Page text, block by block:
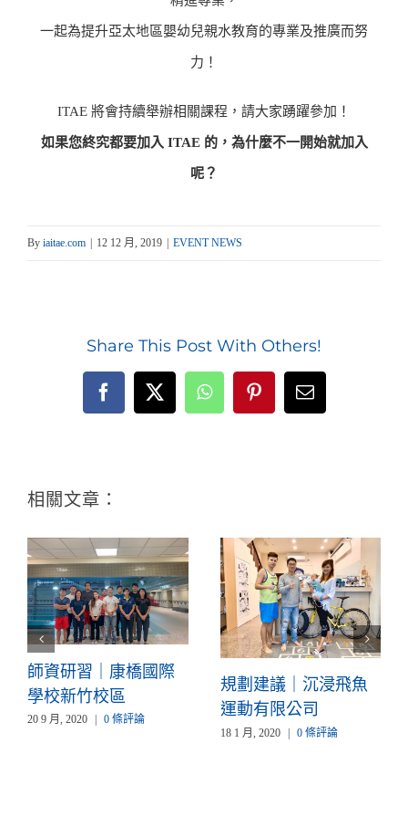
一起為提升亞太地區嬰幼兒親水教育的專業及推廣而努
力！
ITAE 將會持續舉辦相關課程，請大家踴躍參加！
如果您終究都要加入 ITAE 的，為什麼不一開始就加入
呢？
By iaitae.com | 12 12 月, 2019 | EVENT NEWS
Share This Post With Others!
Facebook
X WhatsAppPinterestEmail:
相關文章：
師資研習｜康橋國際
學校新竹校區
20 9 月, 2020 0 條評論
規劃建議｜沉浸飛魚
運動有限公司
18 1 月, 2020 | 0 條評論